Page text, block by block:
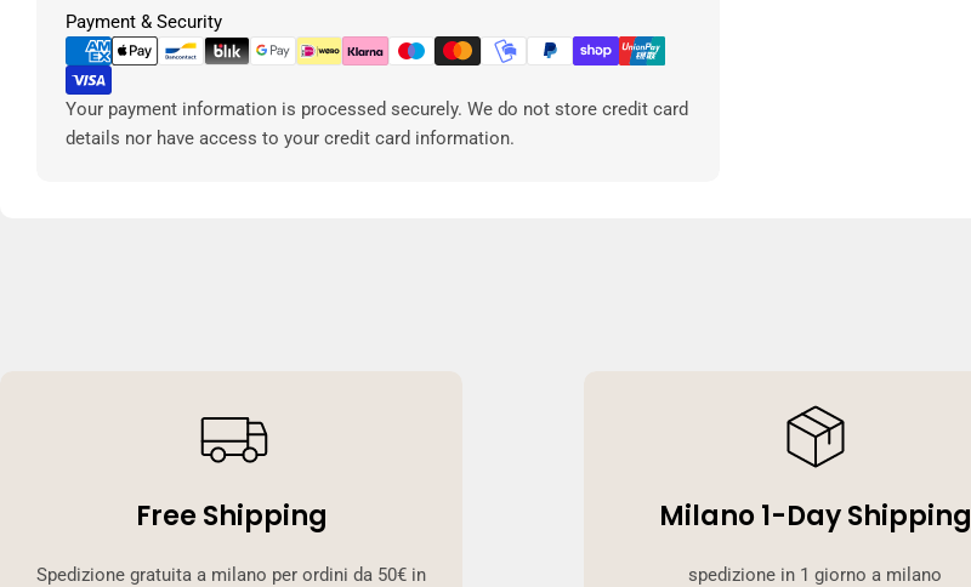
Payment & Security
Metodi
pagamento
Your payment information is processed securely. We do not store credit card
details nor have access to your credit card information.
Free Shipping
Spedizione gratuita a milano per ordini da 50€ in
Milano 1-Day Shipping
spedizione in 1 giorno a milano